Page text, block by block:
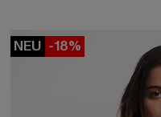
NEU -18%